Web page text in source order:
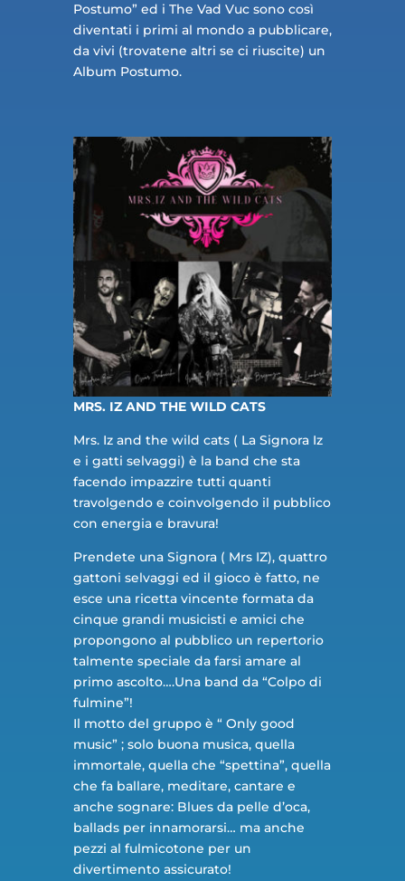
Postumo” ed i The Vad Vuc sono così
diventati i primi al mondo a pubblicare,
da vivi (trovatene altri se ci riuscite) un
Album Postumo.
MRS. IZ AND THE WILD CATS
Mrs. Iz and the wild cats ( La Signora Iz
e i gatti selvaggi) è la band che sta
facendo impazzire tutti quanti
travolgendo e coinvolgendo il pubblico
con energia e bravura!
Prendete una Signora ( Mrs IZ), quattro
gattoni selvaggi ed il gioco è fatto, ne
esce una ricetta vincente formata da
cinque grandi musicisti e amici che
propongono al pubblico un repertorio
talmente speciale da farsi amare al
primo ascolto….Una band da “Colpo di
fulmine”!
Il motto del gruppo è “ Only good
music” ; solo buona musica, quella
immortale, quella che “spettina”, quella
che fa ballare, meditare, cantare e
anche sognare: Blues da pelle d’oca,
ballads per innamorarsi… ma anche
pezzi al fulmicotone per un
divertimento assicurato!